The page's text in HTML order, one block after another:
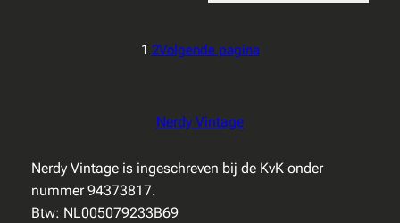
1 2Volgende pagina
Nerdy Vintage
Nerdy Vintage is ingeschreven bij de KvK onder
nummer 94373817.
Btw: NL005079233B69